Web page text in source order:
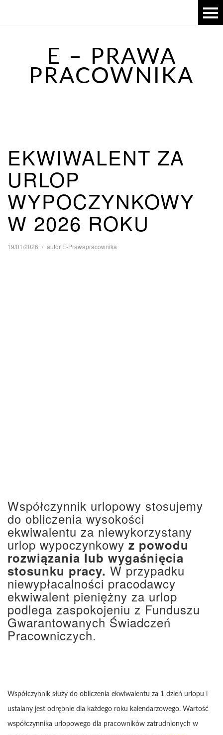
E – PRAWA
PRACOWNIKA
EKWIWALENT ZA
URLOP
WYPOCZYNKOWY
W 2026 ROKU
19/01/2026 autor E-Prawapracownika
Współczynnik urlopowy stosujemy
do obliczenia wysokości
ekwiwalentu za niewykorzystany
urlop wypoczynkowyz powodu
rozwiązania lub wygaśnięcia
stosunku pracy. W przypadku
niewypłacalności pracodawcy
ekwiwalent pieniężny za urlop
podlega zaspokojeniu z Funduszu
Gwarantowanych Świadczeń
Pracowniczych.
Współczynnik służy do obliczenia ekwiwalentu za 1 dzień urlopu i
ustalany jest odrębnie dla każdego roku kalendarzowego. Wartość
współczynnika urlopowego dla pracowników zatrudnionych w